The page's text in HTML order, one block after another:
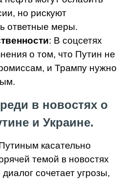
но рискуют
ответные меры.
: В соцсетях
о том, что Путин не
и Трампу нужно
в новостях о
и Украине.
касательно
темой в новостях
сочетает угрозы,